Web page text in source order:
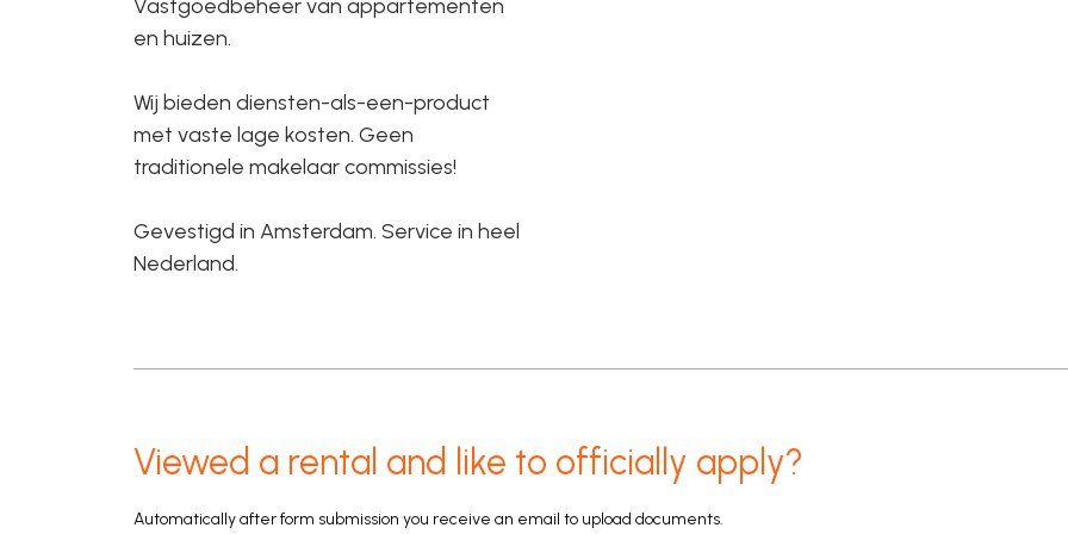
Vastgoedbeheer van appartementen
en huizen.
Wij bieden diensten-als-een-product
met vaste lage kosten. Geen
traditionele makelaar commissies!
Gevestigd in Amsterdam. Service in heel
Nederland.
Viewed a rental and like to officially apply?
Automatically after form submission you receive an email to upload documents.